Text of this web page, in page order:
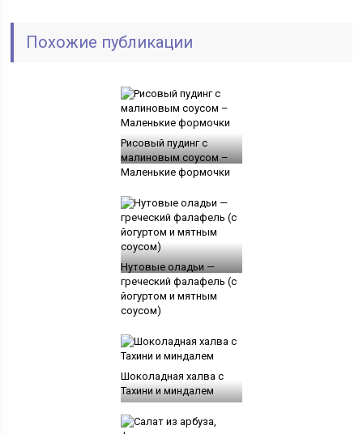
Похожие публикации
Рисовый пудинг с
малиновым соусом –
Маленькие формочки
Нутовые оладьи —
греческий фалафель (с
йогуртом и мятным
соусом)
Шоколадная халва с
Тахини и миндалем